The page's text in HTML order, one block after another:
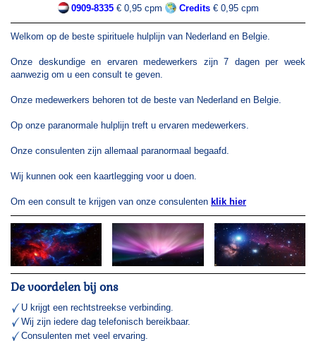
0909-8335€ 0,95 cpm Credits€ 0,95 cpm
Welkom op de beste spirituele hulplijn van Nederland en Belgie.
Onze deskundige en ervaren medewerkers zijn 7 dagen per week
aanwezig om u een consult te geven.
Onze medewerkers behoren tot de beste van Nederland en Belgie.
Op onze paranormale hulplijn treft u ervaren medewerkers.
Onze consulenten zijn allemaal paranormaal begaafd.
Wij kunnen ook een kaartlegging voor u doen.
Om een consult te krijgen van onze consulenten klik hier
De voordelen bij ons
U krijgt een rechtstreekse verbinding.
Wij zijn iedere dag telefonisch bereikbaar.
Consulenten met veel ervaring.